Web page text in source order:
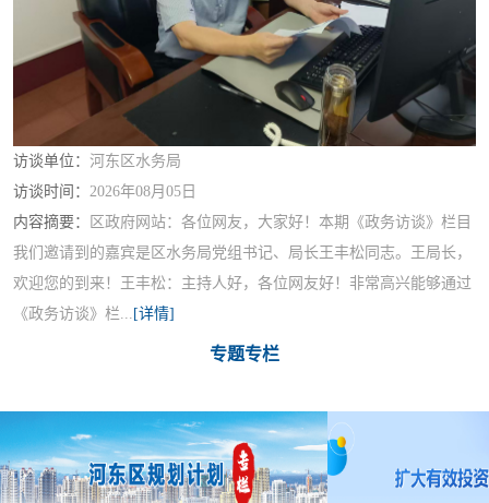
访谈单位： 河东区水务局
访谈时间： 2026年08月05日
内容摘要：
区政府网站：各位网友，大家好！本期《政务访谈》栏目
我们邀请到的嘉宾是区水务局党组书记、局长王丰松同志。王局长，
欢迎您的到来！王丰松：主持人好，各位网友好！非常高兴能够通过
《政务访谈》栏... [详情]
专题专栏